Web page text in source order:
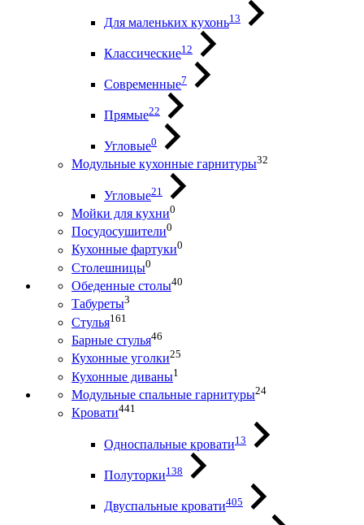
Для маленьких кухонь13
Классические12
Современные7
Прямые22
Угловые0
Модульные кухонные гарнитуры32
Угловые21
Мойки для кухни0
Посудосушители0
Кухонные фартуки0
Столешницы0
Обеденные столы40
Табуреты3
Стулья161
Барные стулья46
Кухонные уголки25
Кухонные диваны1
Модульные спальные гарнитуры24
Кровати441
Односпальные кровати13
Полуторки138
Двуспальные кровати405